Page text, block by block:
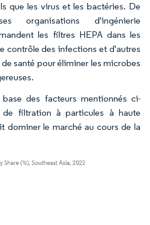
que les virus et les bactéries. De
organisations d'ingénierie
les filtres HEPA dans les
contrôle des infections et d'autres
santé pour éliminer les microbes
des facteurs mentionnés ci-
de filtration à particules à haute
dominer le marché au cours de la